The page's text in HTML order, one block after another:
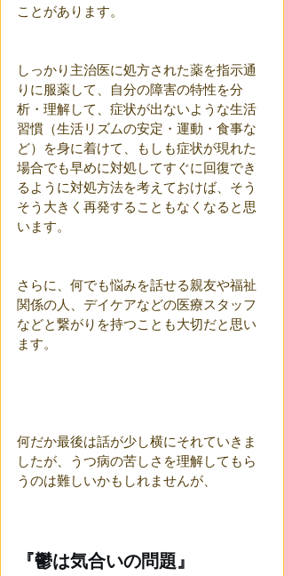
ことがあります。
しっかり主治医に処方された薬を指示通
りに服薬して、自分の障害の特性を分
析・理解して、症状が出ないような生活
習慣（生活リズムの安定・運動・食事な
ど）を身に着けて、もしも症状が現れた
場合でも早めに対処してすぐに回復でき
るように対処方法を考えておけば、そう
そう大きく再発することもなくなると思
います。
さらに、何でも悩みを話せる親友や福祉
関係の人、デイケアなどの医療スタッフ
などと繋がりを持つことも大切だと思い
ます。
何だか最後は話が少し横にそれていきま
したが、うつ病の苦しさを理解してもら
うのは難しいかもしれませんが、
『鬱は気合いの問題』